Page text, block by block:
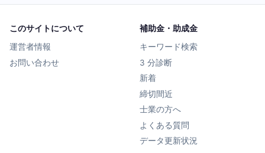
このサイトについて
運営者情報
お問い合わせ
補助金・助成金
キーワード検索
3 分診断
新着
締切間近
士業の方へ
よくある質問
データ更新状況